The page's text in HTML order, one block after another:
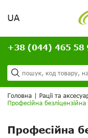
ВАШЕ
UA
+38 (044) 465 58
Головна Рації та
Професійна
Професійна